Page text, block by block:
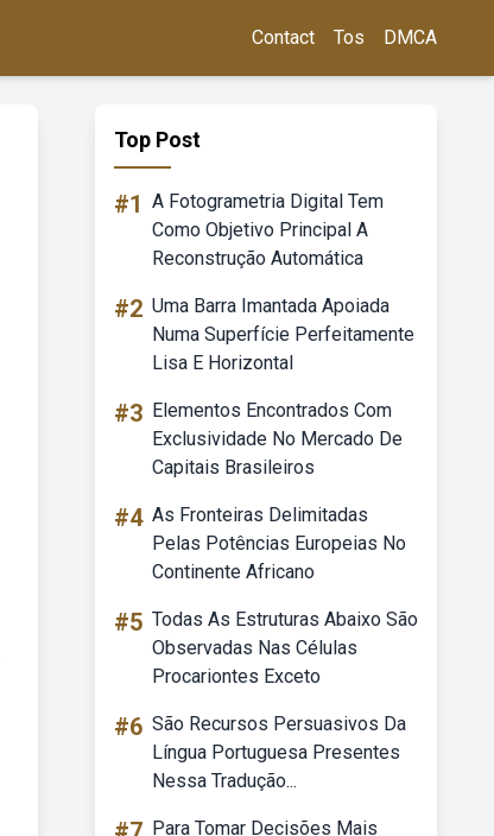
Contact Tos DMCA
Top Post
#1 A Fotogrametria Digital Tem
Como Objetivo Principal A
Reconstrução Automática
#2 Uma Barra Imantada Apoiada
Numa Superfície Perfeitamente
Lisa E Horizontal
#3 Elementos Encontrados Com
Exclusividade No Mercado De
Capitais Brasileiros
#4 As Fronteiras Delimitadas
Pelas Potências Europeias No
Continente Africano
#5 Todas As Estruturas Abaixo São
Observadas Nas Células
Procariontes Exceto
#6 São Recursos Persuasivos Da
Língua Portuguesa Presentes
Nessa Tradução...
Para Tomar Decisões Mais